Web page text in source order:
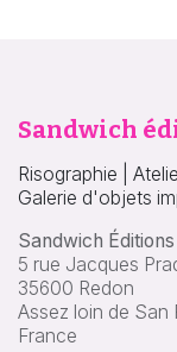
Sandwich
Risographie |
Galerie d'objets
Sandwich Éditions
5 rue Jacques
35600 Redon
Assez loin de San
France